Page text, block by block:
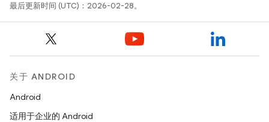
最后更新时间 (UTC)：2026-02-28。
关于 ANDROID
Android
适用于企业的 Android